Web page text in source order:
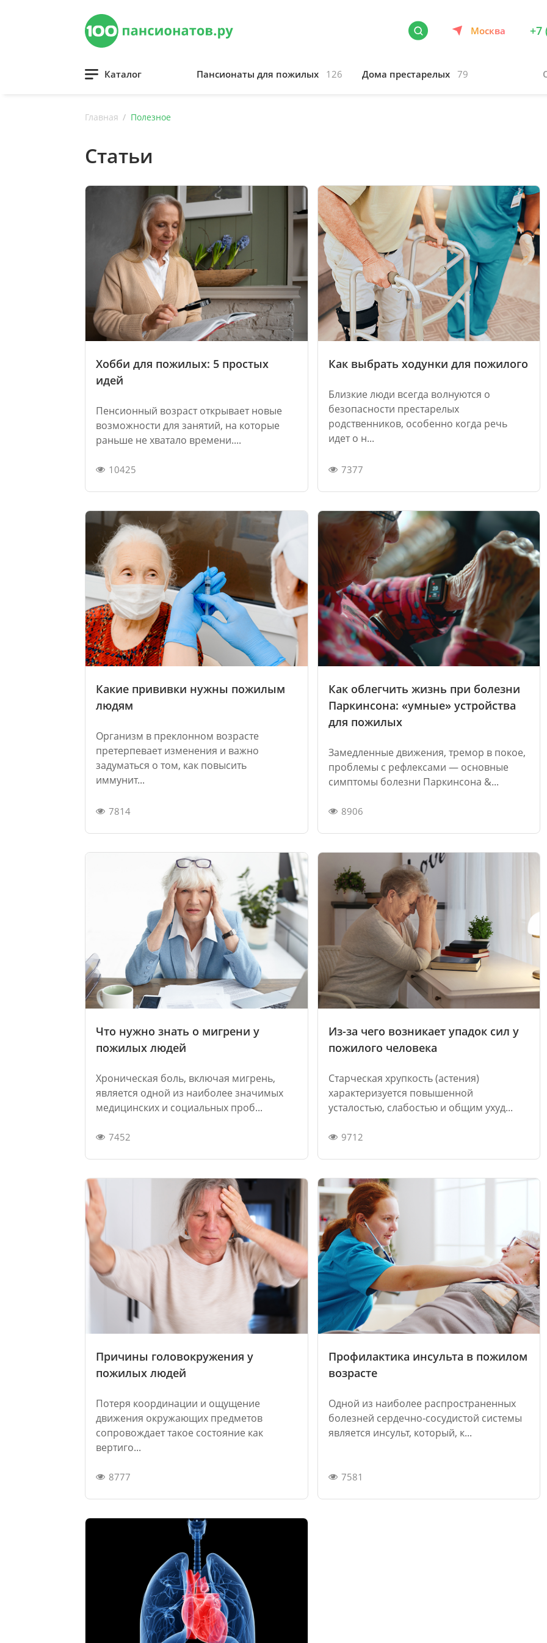
Москва +7
Каталог Пансионаты для пожилых 126 Дома престарелых 79
Главная Полезное
Статьи
Хобби для пожилых: 5 простых
идей
Пенсионный возраст открывает новые
возможности для занятий, на которые
раньше не хватало времени....
10425
Как выбрать ходунки для пожилого
Близкие люди всегда волнуются о
безопасности престарелых
родственников, особенно когда речь
идет о н...
7377
Какие прививки нужны пожилым
людям
Организм в преклонном возрасте
претерпевает изменения и важно
задуматься о том, как повысить
иммунит...
7814
Как облегчить жизнь при болезни
Паркинсона: «умные» устройства
для пожилых
Замедленные движения, тремор в покое,
проблемы с рефлексами — основные
симптомы болезни Паркинсона &...
8906
Что нужно знать о мигрени у
пожилых людей
Хроническая боль, включая мигрень,
является одной из наиболее значимых
медицинских и социальных проб...
7452
Из-за чего возникает упадок сил у
пожилого человека
Старческая хрупкость (астения)
характеризуется повышенной
усталостью, слабостью и общим ухуд...
9712
Причины головокружения у
пожилых людей
Потеря координации и ощущение
движения окружающих предметов
сопровождает такое состояние как
вертиго...
8777
Профилактика инсульта в пожилом
возрасте
Одной из наиболее распространенных
болезней сердечно-сосудистой системы
является инсульт, который, к...
7581